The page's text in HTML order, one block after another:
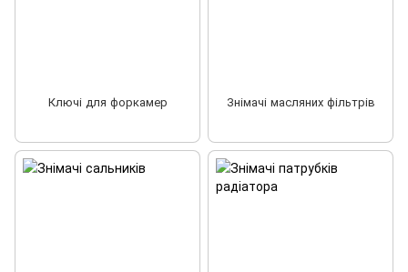
Ключі для форкамер Знімачі масляних фільтрів